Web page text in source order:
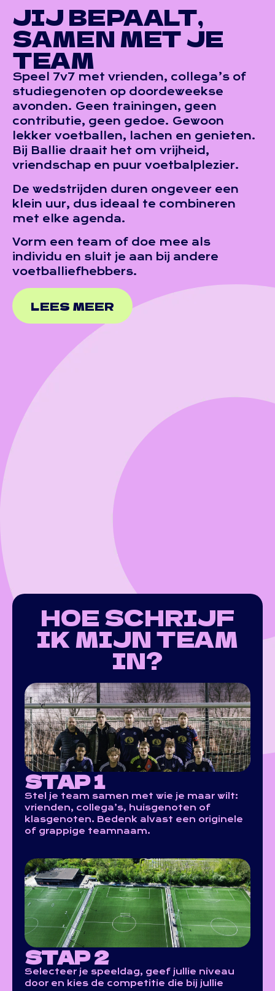
JIJ BEPAALT,
SAMEN MET JE
TEAM
Speel 7v7 met vrienden, collega’s of
studiegenoten op doordeweekse
avonden. Geen trainingen, geen
contributie, geen gedoe. Gewoon
lekker voetballen, lachen en genieten.
Bij Ballie draait het om vrijheid,
vriendschap en puur voetbalplezier.
De wedstrijden duren ongeveer een
klein uur, dus ideaal te combineren
met elke agenda.
Vorm een team of doe mee als
individu en sluit je aan bij andere
voetballiefhebbers.
LEES MEER
HOE SCHRIJF
IK MIJN TEAM
IN?
STAP 1
Stel je team samen met wie je maar wilt:
vrienden, collega’s, huisgenoten of
klasgenoten. Bedenk alvast een originele
of grappige teamnaam.
STAP 2
Selecteer je speeldag, geef jullie niveau
door en kies de competitie die bij jullie